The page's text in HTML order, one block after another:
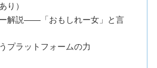
り）
解説——「おもしれー女」と言
プラットフォームの力